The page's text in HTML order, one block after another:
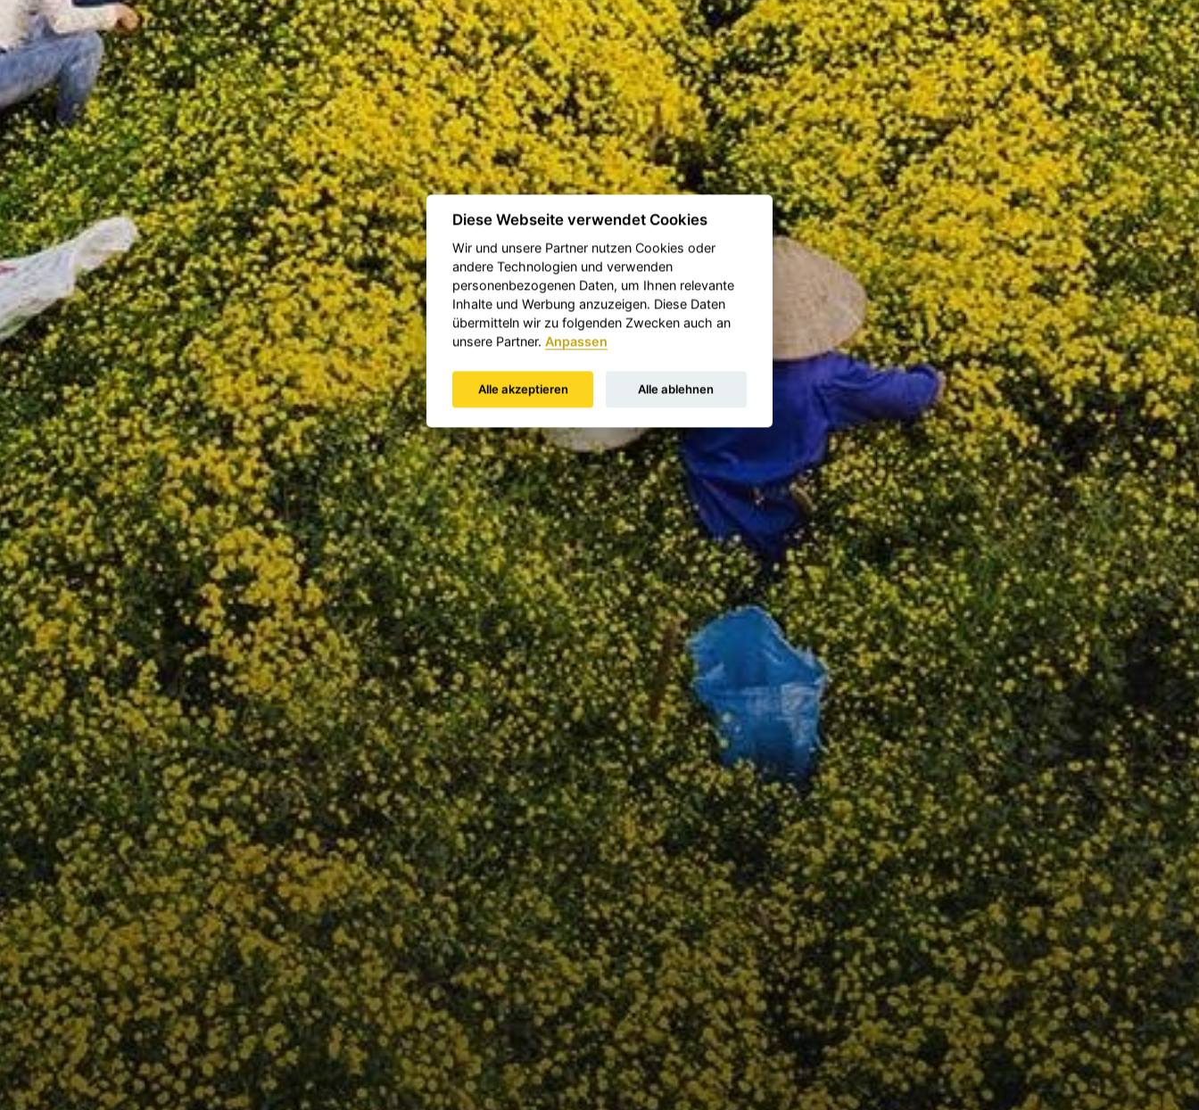
Diese Webseite verwendet Cookies
Wir und unsere Partner nutzen Cookies oder
andere Technologien und verwenden
personenbezogenen Daten, um Ihnen relevante
Inhalte und Werbung anzuzeigen. Diese Daten
übermitteln wir zu folgenden Zwecken auch an
unsere Partner.Anpassen
Alle akzeptieren Alle ablehnen